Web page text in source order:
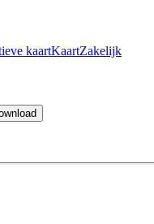
kaartKaartZakelijk